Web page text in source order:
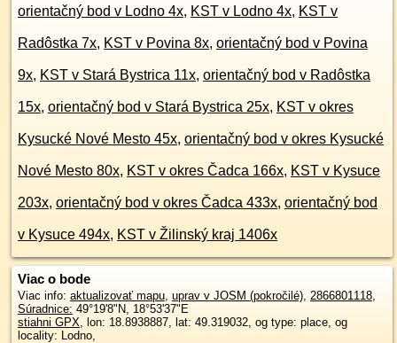
orientačný bod v Lodno 4x, KST v Lodno 4x, KST v
Radôstka 7x, KST v Povina 8x, orientačný bod v Povina
9x, KST v Stará Bystrica 11x, orientačný bod v Radôstka
15x, orientačný bod v Stará Bystrica 25x, KST v okres
Kysucké Nové Mesto 45x, orientačný bod v okres Kysucké
Nové Mesto 80x, KST v okres Čadca 166x, KST v Kysuce
203x, orientačný bod v okres Čadca 433x, orientačný bod
v Kysuce 494x, KST v Žilinský kraj 1406x
Viac o bode
Viac info: aktualizovať mapu, uprav v JOSM (pokročilé), 2866801118,
Súradnice: 49°19'8"N, 18°53'37"E
stiahni GPX, lon: 18.8938887, lat: 49.319032, og type: place, og
locality: Lodno,